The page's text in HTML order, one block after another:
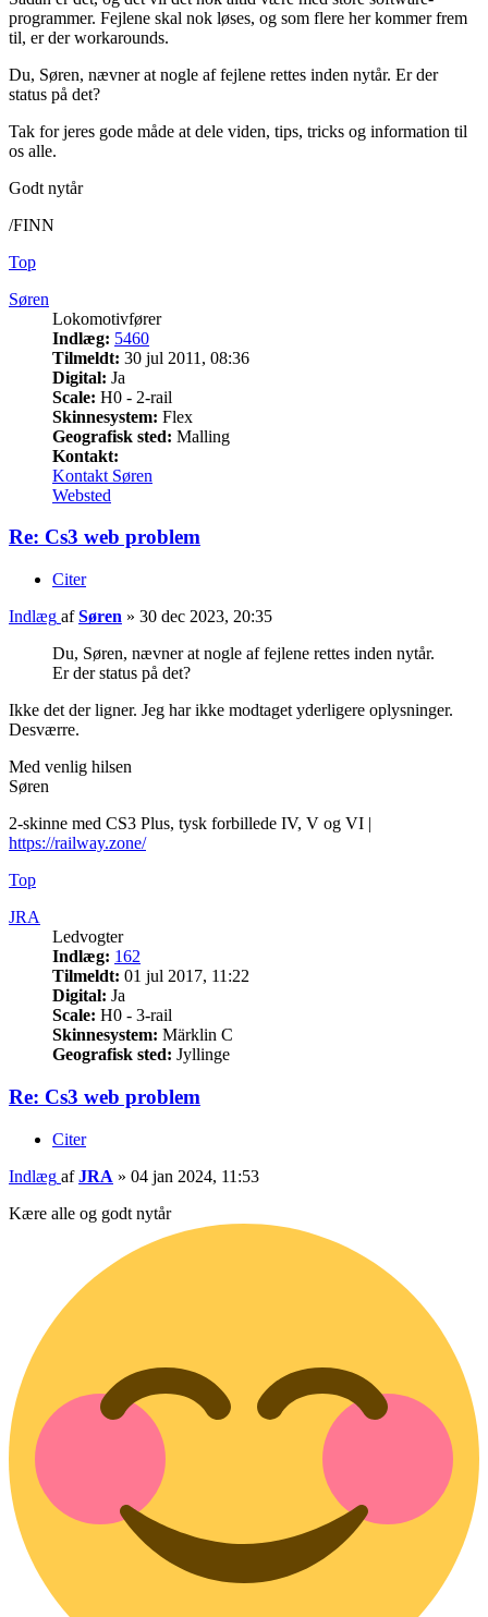
programmer. Fejlene skal nok løses, og som flere her kommer frem
til, er der workarounds.
Du, Søren, nævner at nogle af fejlene rettes inden nytår. Er der
status på det?
Tak for jeres gode måde at dele viden, tips, tricks og information til
os alle.
Godt nytår
/FINN
Top
Søren
Lokomotivfører
Indlæg: 5460
Tilmeldt: 30 jul 2011, 08:36
Digital: Ja
Scale: H0 - 2-rail
Skinnesystem: Flex
Geografisk sted: Malling
Kontakt:
Kontakt Søren
Websted
Re: Cs3 web problem
Citer
Indlæg afSøren » 30 dec 2023, 20:35
Du, Søren, nævner at nogle af fejlene rettes inden nytår.
Er der status på det?
Ikke det der ligner. Jeg har ikke modtaget yderligere oplysninger.
Desværre.
Med venlig hilsen
Søren
2-skinne med CS3 Plus, tysk forbillede IV, V og VI |
https://railway.zone/
Top
JRA
Ledvogter
Indlæg: 162
Tilmeldt: 01 jul 2017, 11:22
Digital: Ja
Scale: H0 - 3-rail
Skinnesystem: Märklin C
Geografisk sted: Jyllinge
Re: Cs3 web problem
Citer
Indlæg afJRA » 04 jan 2024, 11:53
Kære alle og godt nytår